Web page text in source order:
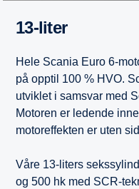
13-liter
Hele Scania Euro 6-
på opptil 100 % HVO.
utviklet i samsvar med
Motoren er ledende
motoreffekten er uten
Våre 13-liters
og 500 hk med SCR-